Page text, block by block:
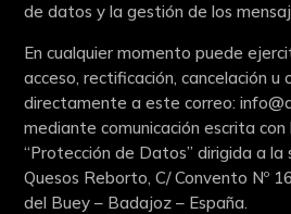
de datos y la gestión de los
En cualquier momento puede
acceso, rectificación, cancelación u
directamente a este correo:
mediante comunicación escrita
“Protección de Datos” dirigida a la
Quesos Reborto, C/ Convento Nº
del Buey – Badajoz – España.